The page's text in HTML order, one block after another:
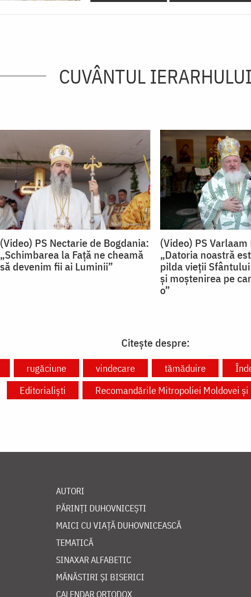
CUVÂNTUL IERARHULUI
(Video) PS Nectarie de Bogdania:
„Schimbarea la Față ne cheamă
să devenim fii ai Luminii”
(Video) PS
„Datoria noastră
pilda vieții
și moștenirea pe
o”
Citește despre:
rugăciune vindecare tămăduire
Editorialiști
Recomandările Mitropoliei Moldovei și
AUTORI
PĂRINȚI DUHOVNICEȘTI
MAICI CU VIAȚĂ DUHOVNICEASCĂ
TEMATICĂ
SINAXAR ALFABETIC
MĂNĂSTIRI ȘI BISERICI
CALENDAR ORTODOX